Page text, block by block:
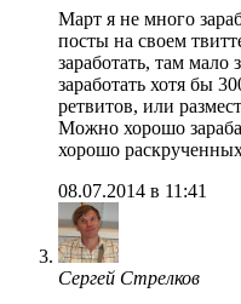
Март я не много
посты на своем
заработать, там мало
заработать хотя бы
ретвитов, или
Можно хорошо
хорошо
08.07.2014 в 11:41
Сергей Стрелков